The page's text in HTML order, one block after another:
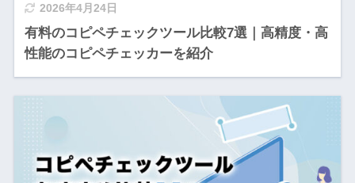
2026年4月24日
有料のコピペチェックツール比較7選｜高精度・高
性能のコピペチェッカーを紹介